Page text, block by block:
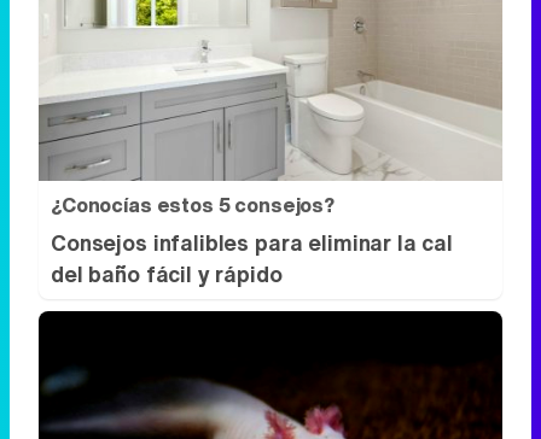
¿Conocías estos 5 consejos?
Consejos infalibles para eliminar la cal
del baño fácil y rápido